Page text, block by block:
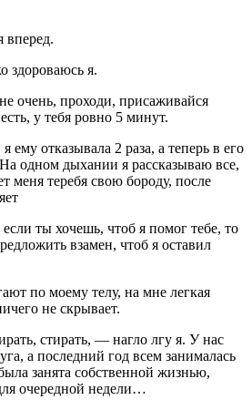
вперед.
здороваюсь я.
очень, проходи, присаживайся
у тебя ровно 5 минут.
ему отказывала 2 раза, а теперь в его
одном дыхании я рассказываю все,
меня теребя свою бороду, после
ты хочешь, чтоб я помог тебе, то
взамен, чтоб я оставил
по моему телу, на мне легкая
не скрывает.
стирать, — нагло лгу я. У нас
а последний год всем занималась
занята собственной жизнью,
очередной недели…